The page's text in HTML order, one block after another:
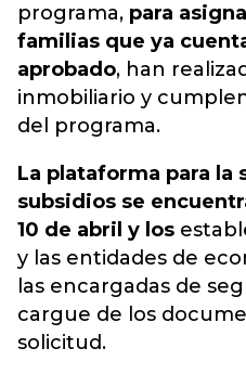
programa, para
familias que ya
aprobado, han
inmobiliario y
del programa.
La plataforma para la
subsidios se
10 de abril y los
y las entidades de
las encargadas de
cargue de los
solicitud.